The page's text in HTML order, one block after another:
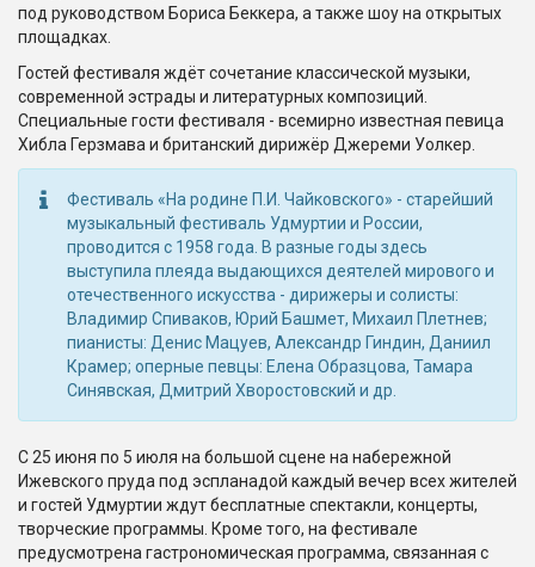
под руководством Бориса Беккера, а также шоу на открытых
площадках.
Гостей фестиваля ждёт сочетание классической музыки,
современной эстрады и литературных композиций.
Специальные гости фестиваля - всемирно известная певица
Хибла Герзмава и британский дирижёр Джереми Уолкер.
Фестиваль «На родине П.И. Чайковского» - старейший
музыкальный фестиваль Удмуртии и России,
проводится с 1958 года. В разные годы здесь
выступила плеяда выдающихся деятелей мирового и
отечественного искусства - дирижеры и солисты:
Владимир Спиваков, Юрий Башмет, Михаил Плетнев;
пианисты: Денис Мацуев, Александр Гиндин, Даниил
Крамер; оперные певцы: Елена Образцова, Тамара
Синявская, Дмитрий Хворостовский и др.
С 25 июня по 5 июля на большой сцене на набережной
Ижевского пруда под эспланадой каждый вечер всех жителей
и гостей Удмуртии ждут бесплатные спектакли, концерты,
творческие программы. Кроме того, на фестивале
предусмотрена гастрономическая программа, связанная с